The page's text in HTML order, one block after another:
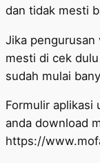
dan tidak mesti
Jika pengurusan
mesti di cek
sudah mulai
Formulir aplikasi
anda download
https://